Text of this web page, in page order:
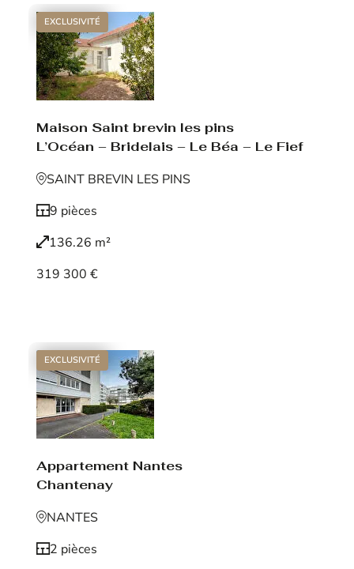
EXCLUSIVITÉ
Maison Saint brevin les pins
L’Océan – Bridelais – Le Béa – Le Fief
SAINT BREVIN LES PINS
9 pièces
136.26 m²
319 300 €
EXCLUSIVITÉ
Appartement Nantes
Chantenay
NANTES
2 pièces